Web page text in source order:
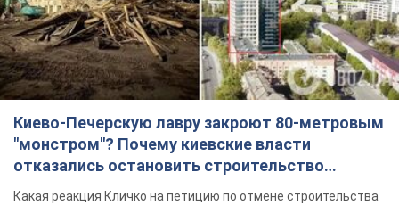
небоскреба "московского верующего"
Какая реакция Кличко на петицию по отмене строительства
4 часа назад 42,2 т.
Армия РФ уничтожила предприятие Kromberg &
Schubert в Житомире. Фото
Когда предприятие возобновит работу, пока неизвестно
28 минут назад 3,9 т.